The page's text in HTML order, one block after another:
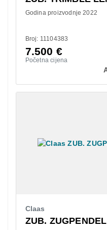
Godina proizvodnje 2022
Broj: 11104383
7.500 €
Početna cijena
Claas
ZUB.